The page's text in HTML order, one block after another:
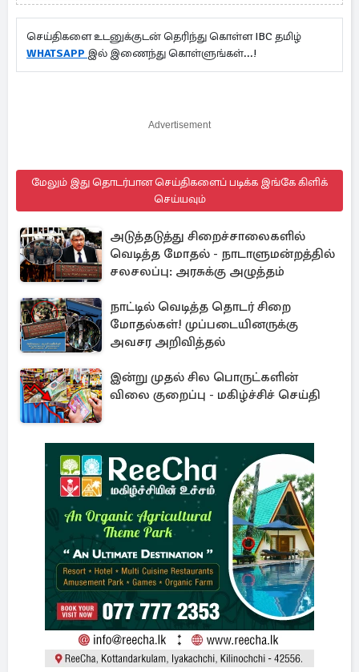
செய்திகளை உடனுக்குடன் தெரிந்து கொள்ள IBC தமிழ்
WHATSAPP இல் இணைந்து கொள்ளுங்கள்...!
Advertisement
மேலும் இது தொடர்பான செய்திகளைப் படிக்க இங்கே கிளிக்
செய்யவும்
அடுத்தடுத்து சிறைச்சாலைகளில்
வெடித்த மோதல் - நாடாளுமன்றத்தில்
சலசலப்பு: அரசுக்கு அழுத்தம்
நாட்டில் வெடித்த தொடர் சிறை
மோதல்கள்! முப்படையினருக்கு
அவசர அறிவித்தல்
இன்று முதல் சில பொருட்களின்
விலை குறைப்பு - மகிழ்ச்சிச் செய்தி